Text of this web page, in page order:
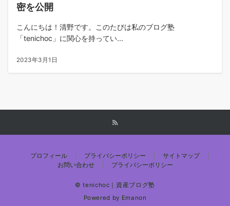
密を公開
こんにちは！清野です。このたびは私のブログ塾
「tenichoc」に関心を持ってい...
2023年3月1日
プロフィール プライバシーポリシー
サイトマップ
お問い合わせ
プライバシーポリシー
© tenichoc｜資産ブログ塾
Powered by Emanon